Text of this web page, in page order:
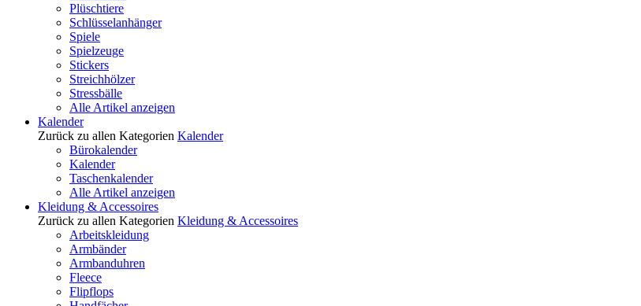
Plüschtiere
Schlüsselanhänger
Spiele
Spielzeuge
Stickers
Streichhölzer
Stressbälle
Alle Artikel anzeigen
Kalender
Zurück zu allen Kategorien Kalender
Bürokalender
Kalender
Taschenkalender
Alle Artikel anzeigen
Kleidung & Accessoires
Zurück zu allen Kategorien Kleidung & Accessoires
Arbeitskleidung
Armbänder
Armbanduhren
Fleece
Flipflops